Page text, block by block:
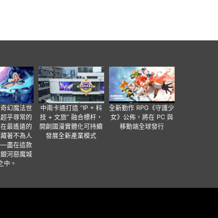
幻魔法世
乎尋常的
最遙遠的
著不為人
盡在這款
河惡魔城
中。
中南卡通打造 “IP + 科
技 + 文旅” 融合標杆，
開創國漫實體化可持續
發展全新產業模式
全新動作 RPG《守護少
女》公佈，將在 PC 與
移動端全球發行